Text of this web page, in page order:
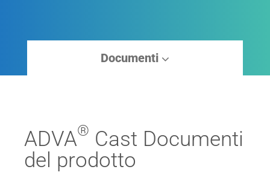
Documenti
ADVA® Cast Documenti
del prodotto